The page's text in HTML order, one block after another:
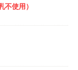
不使用）